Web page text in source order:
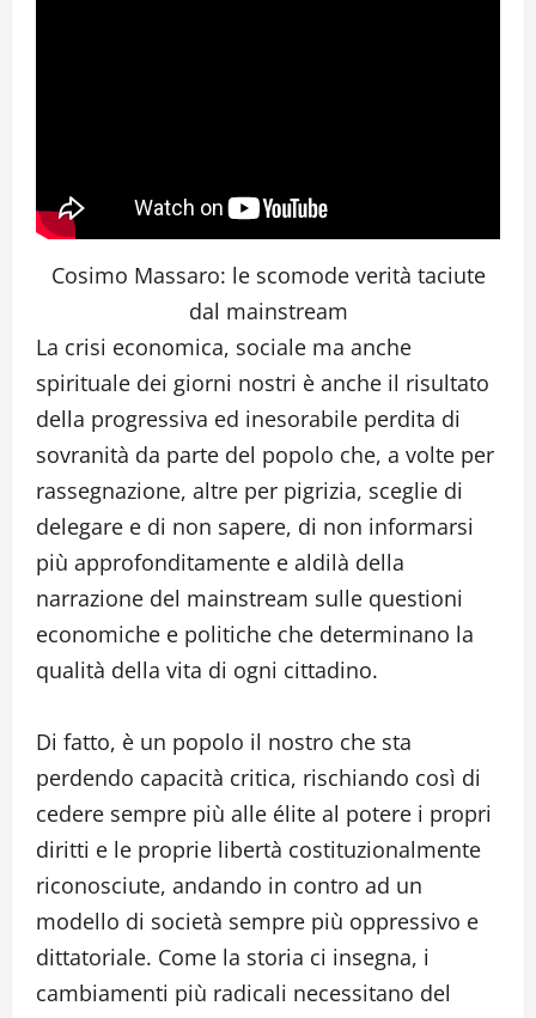
Cosimo Massaro: le scomode verità taciute
dal mainstream
La crisi economica, sociale ma anche
spirituale dei giorni nostri è anche il risultato
della progressiva ed inesorabile perdita di
sovranità da parte del popolo che, a volte per
rassegnazione, altre per pigrizia, sceglie di
delegare e di non sapere, di non informarsi
più approfonditamente e aldilà della
narrazione del mainstream sulle questioni
economiche e politiche che determinano la
qualità della vita di ogni cittadino.
Di fatto, è un popolo il nostro che sta
perdendo capacità critica, rischiando così di
cedere sempre più alle élite al potere i propri
diritti e le proprie libertà costituzionalmente
riconosciute, andando in contro ad un
modello di società sempre più oppressivo e
dittatoriale. Come la storia ci insegna, i
cambiamenti più radicali necessitano del